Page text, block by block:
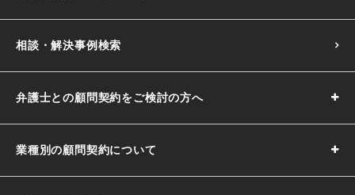
相談・解決事例検索
弁護士との顧問契約をご検討の方へ
業種別の顧問契約について